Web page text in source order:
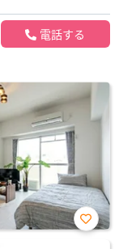
電話する
お気